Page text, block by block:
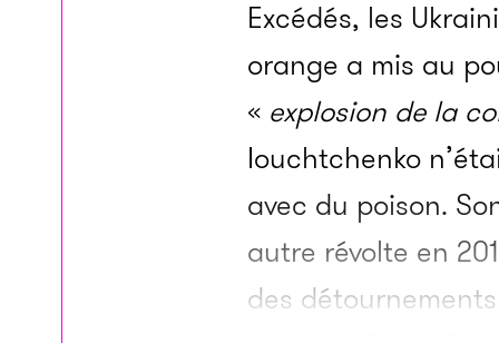
Excédés, les
orange a mis au
« explosion de la
Iouchtchenko
avec du poison.
autre révolte en
des